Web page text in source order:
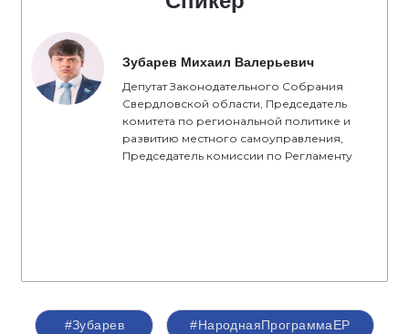
Зубарев Михаил Валерьевич
Депутат Законодательного Собрания
Свердловской области, Председатель
комитета по региональной политике и
развитию местного самоуправления,
Председатель комиссии по Регламенту
#Зубарев #НароднаяПрограммаЕР